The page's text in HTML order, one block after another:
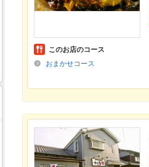
このお店のコース
おまかせコース